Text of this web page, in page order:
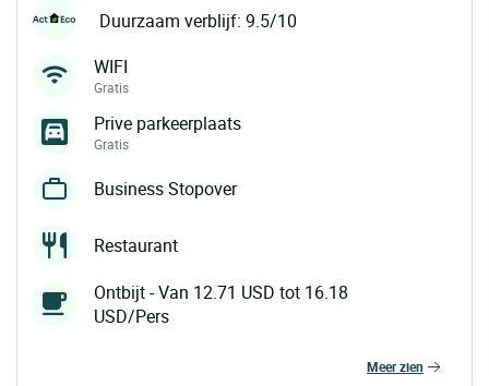
Duurzaam verblijf: 9.5/10
WIFI
Gratis
Prive parkeerplaats
Gratis
Business Stopover
Restaurant
Ontbijt - Van 12.71 USD tot 16.18
USD/Pers
meer zien